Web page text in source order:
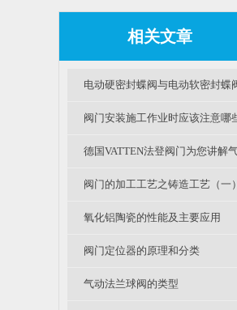
相关文章
阀门的加工工艺之铸造工艺（一）
氧化铝陶瓷的性能及主要应用
阀门定位器的原理和分类
气动法兰球阀的类型